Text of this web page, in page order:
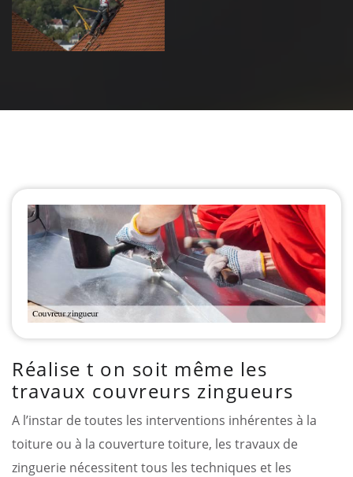
Jura
Réalise t on soit même les
travaux couvreurs zingueurs
A l’instar de toutes les interventions inhérentes à la
toiture ou à la couverture toiture, les travaux de
zinguerie nécessitent tous les techniques et les